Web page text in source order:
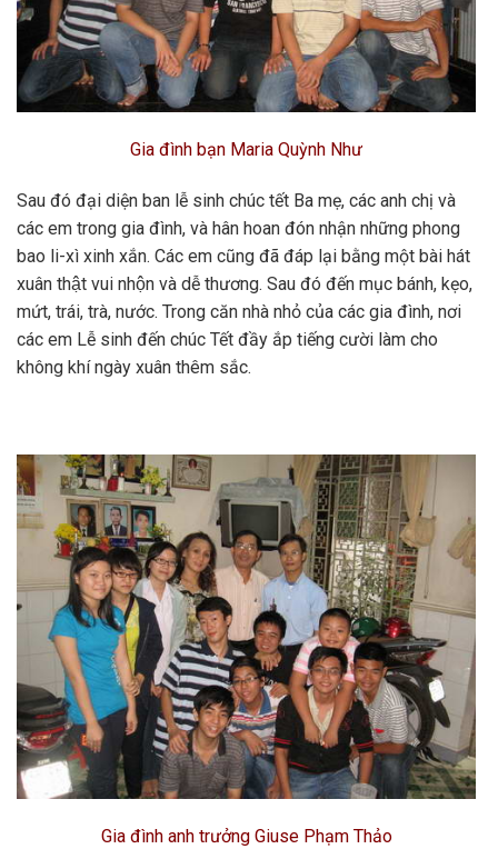
Gia đình bạn Maria Quỳnh Như
Sau đó đại diện ban lễ sinh chúc tết Ba mẹ, các anh chị và
các em trong gia đình, và hân hoan đón nhận những phong
bao li-xì xinh xắn. Các em cũng đã đáp lại bằng một bài hát
xuân thật vui nhộn và dễ thương. Sau đó đến mục bánh, kẹo,
mứt, trái, trà, nước. Trong căn nhà nhỏ của các gia đình, nơi
các em Lễ sinh đến chúc Tết đầy ắp tiếng cười làm cho
không khí ngày xuân thêm sắc.
Gia đình anh trưởng Giuse Phạm Thảo